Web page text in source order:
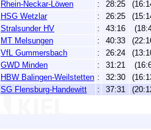
Rhein-Neckar-Löwen : 28:25
HSG Wetzlar : 26:25
Stralsunder HV : 43:16
MT Melsungen : 40:33
VfL Gummersbach : 26:24
GWD Minden : 31:21
HBW Balingen-Weilstetten : 32:30
SG Flensburg-Handewitt : 37:31